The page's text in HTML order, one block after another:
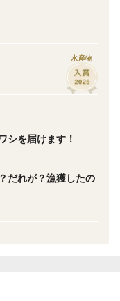
🥹
け◇そぼろ煮◇そ
ャーハン◇そぼろ
タンタン麺。。な
、なかには取り残
水産物
シを届けます！
だれが？漁獲したの